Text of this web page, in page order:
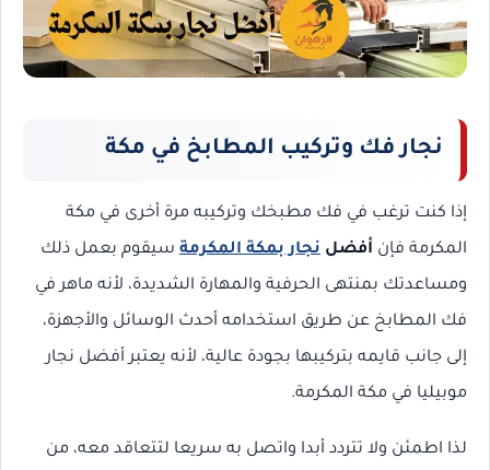
نجار فك وتركيب المطابخ في مكة
إذا كنت ترغب في فك مطبخك وتركيبه مرة أخرى في مكة
المكرمة فإن أفضل نجار بمكة المكرمة سيقوم بعمل ذلك
ومساعدتك بمنتهى الحرفية والمهارة الشديدة، لأنه ماهر في
فك المطابخ عن طريق استخدامه أحدث الوسائل والأجهزة،
إلى جانب قايمه بتركيبها بجودة عالية، لأنه يعتبر أفضل نجار
موبيليا في مكة المكرمة.
لذا اطمئن ولا تتردد أبدا واتصل به سريعا لتتعاقد معه، من